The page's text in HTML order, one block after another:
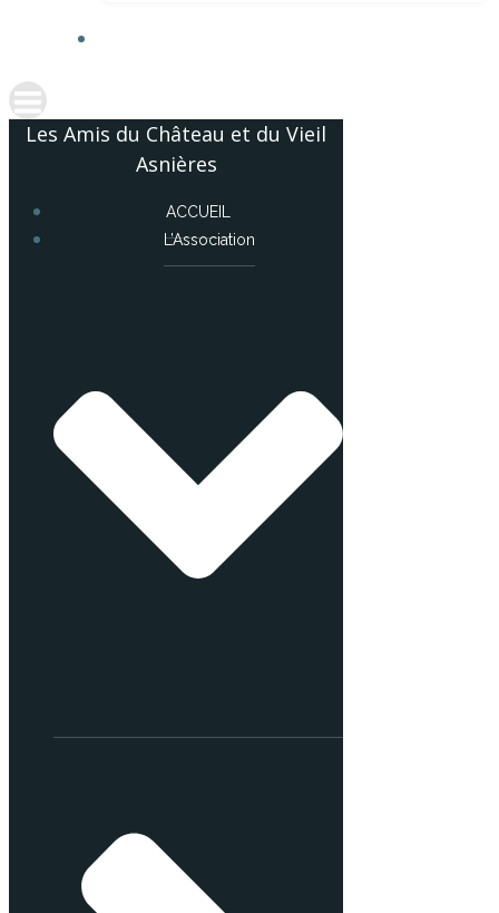
Les Amis du Château et du Vieil
Asnières
ACCUEIL
L’Association